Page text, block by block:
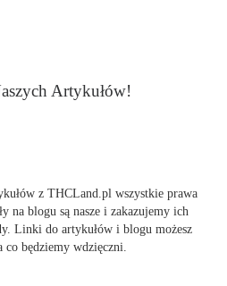
Artykułów!
z THCLand.pl wszystkie prawa
na blogu są nasze i zakazujemy ich
Linki do artykułów i blogu możesz
co będziemy wdzięczni.